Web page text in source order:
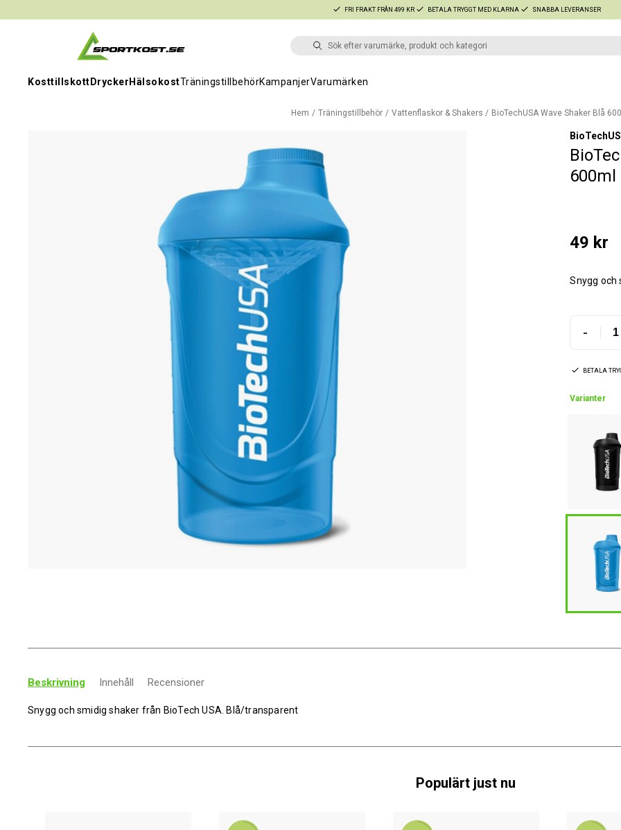
FRI FRAKT FRÅN 499 KR BETALA TRYGGT MED KLARNA SNABBA LEVERANSER
KosttillskottDryckerHälsokostTräningstillbehörKampanjerVarumärken
Hem Träningstillbehör Vattenflaskor & Shakers BioTechUSA Wave Shaker Blå
600ml
49 kr
Snygg och
-
BETALA
Varianter
Beskrivning Innehåll Recensioner
Snygg och smidig shaker från BioTech USA. Blå/transparent
Populärt just nu